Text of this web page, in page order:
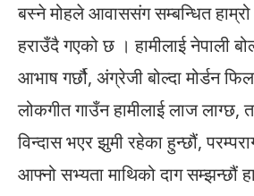
बस्ने मोहले आवाससंग सम्बन्धित हाम्रो
हराउँदै गएको छ । हामीलाई नेपाली
आभाष गर्छौ, अंग्रेजी बोल्दा मोर्डन
लोकगीत गाउँन हामीलाई लाज लाग्छ,
विन्दास भएर झुमी रहेका हुन्छौं,
आफ्नो सभ्यता माथिको दाग सम्झन्छौं